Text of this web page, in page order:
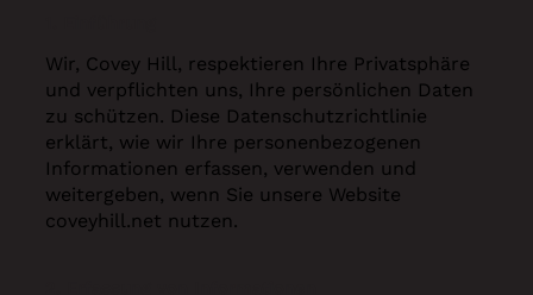
Wir, Covey Hill, respektieren Ihre Privatsphäre
und verpflichten uns, Ihre persönlichen Daten
zu schützen. Diese Datenschutzrichtlinie
erklärt, wie wir Ihre personenbezogenen
Informationen erfassen, verwenden und
weitergeben, wenn Sie unsere Website
coveyhill.net nutzen.